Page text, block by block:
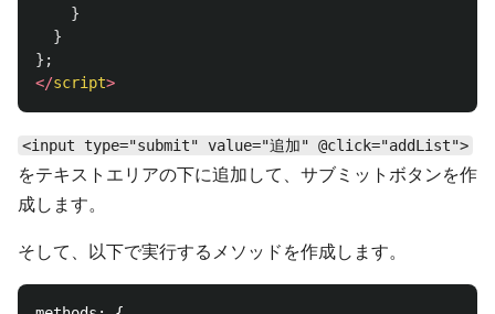
}
}
};
</script>
<input type="submit" value="追加" @click="addList">
をテキストエリアの下に追加して、サブミットボタンを作
成します。
そして、以下で実行するメソッドを作成します。